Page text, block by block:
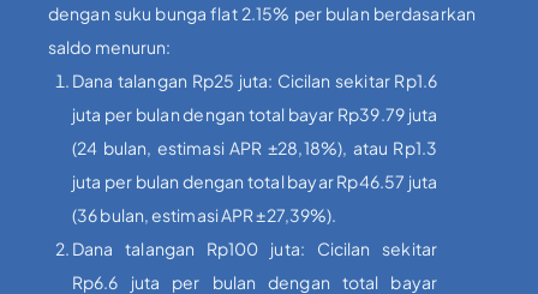
dengan suku bunga flat 2.15% per bulan berdasarkan
saldo menurun:
Dana talangan Rp25 juta: Cicilan sekitar Rp1.6
juta per bulan dengan total bayar Rp39.79 juta
(24 bulan, estimasi APR ±28,18%), atau Rp1.3
juta per bulan dengan total bayar Rp46.57 juta
(36 bulan, estimasi APR ±27,39%).
Dana talangan Rp100 juta: Cicilan sekitar
Rp6.6 juta per bulan dengan total bayar